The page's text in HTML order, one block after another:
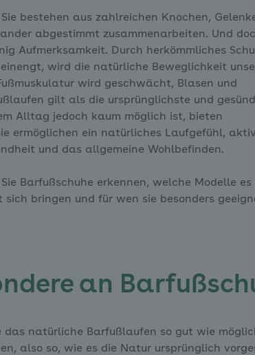
bestehen aus zahlreichen Knochen,
abgestimmt zusammenarbeiten. Und
Aufmerksamkeit. Durch herkömmliches
wird die natürliche Beweglichkeit
wird geschwächt, Blasen und
gilt als die ursprünglichste und
Alltag jedoch kaum möglich ist, bieten
ermöglichen ein natürliches Laufgefühl,
und das allgemeine Wohlbefinden.
Barfußschuhe erkennen, welche Modelle es
bringen und für wen sie besonders
an
das natürliche Barfußlaufen so gut wie
also so, wie es die Natur ursprünglich